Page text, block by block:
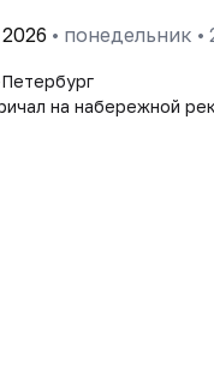
• понедельник •
на набережной